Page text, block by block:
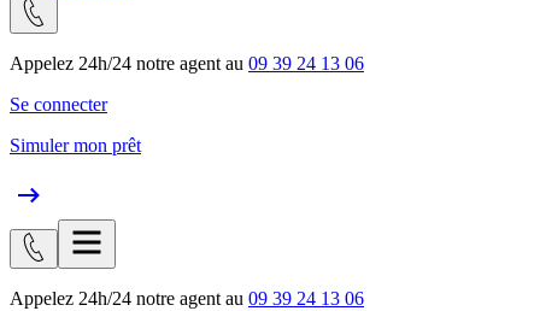
Appelez 24h/24 notre agent au 09 39 24 13 06
Se connecter
Simuler mon prêt
Appelez 24h/24 notre agent au 09 39 24 13 06